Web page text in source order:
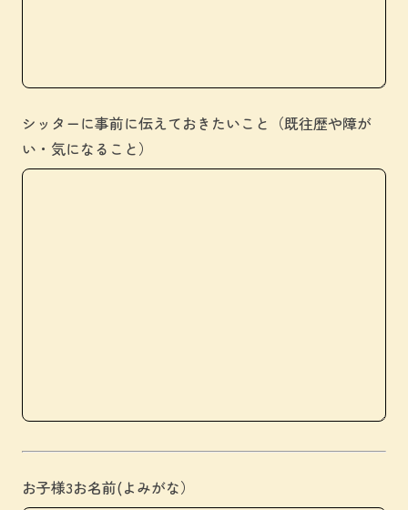
シッターに事前に伝えておきたいこと（既往歴や障が
い・気になること）
お子様3お名前(よみがな）